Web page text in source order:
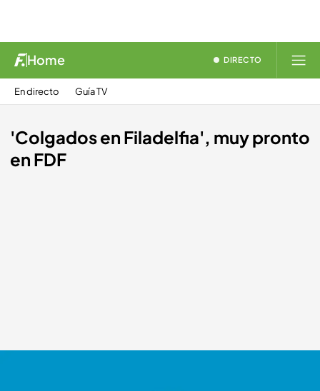
Home DIRECTO
En directo Guía TV
'Colgados en Filadelfia', muy pronto
en FDF